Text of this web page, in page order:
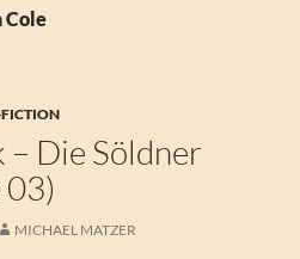
Cole
– Die Söldner
MICHAEL MATZER